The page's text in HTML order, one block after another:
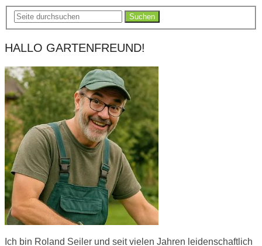
Suchen
HALLO GARTENFREUND!
Ich bin Roland Seiler und seit vielen Jahren leidenschaftlich